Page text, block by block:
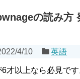
の読み方
4/10 英語
才以上なら必見で